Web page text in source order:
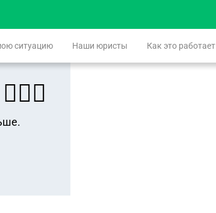
ситуацию Наши юристы Как это работает